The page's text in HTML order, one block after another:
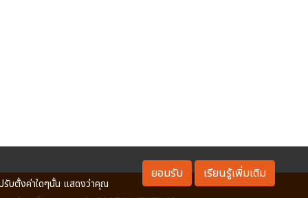
รับตั้งค่าใดๆนั้น แสดงว่าคุณ
ยอมรับ เรียนรู้เพิ่มเติม